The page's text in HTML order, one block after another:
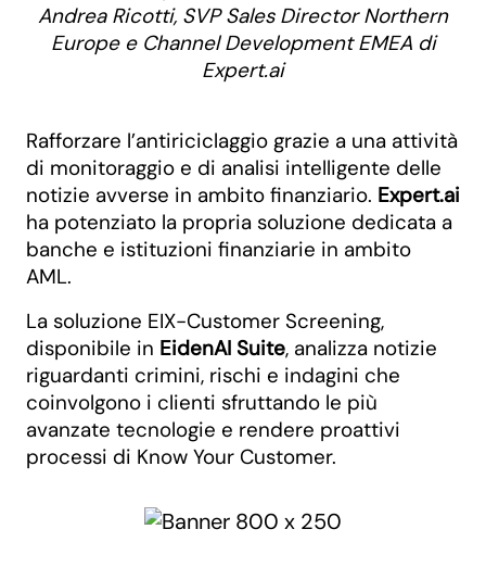
Andrea Ricotti, SVP Sales Director Northern
Europe e Channel Development EMEA di
Expert.ai
Rafforzare l’antiriciclaggio grazie a una attività
di monitoraggio e di analisi intelligente delle
notizie avverse in ambito finanziario. Expert.ai
ha potenziato la propria soluzione dedicata a
banche e istituzioni finanziarie in ambito
AML.
La soluzione EIX-Customer Screening,
disponibile in EidenAI Suite, analizza notizie
riguardanti crimini, rischi e indagini che
coinvolgono i clienti sfruttando le più
avanzate tecnologie e rendere proattivi
processi di Know Your Customer.